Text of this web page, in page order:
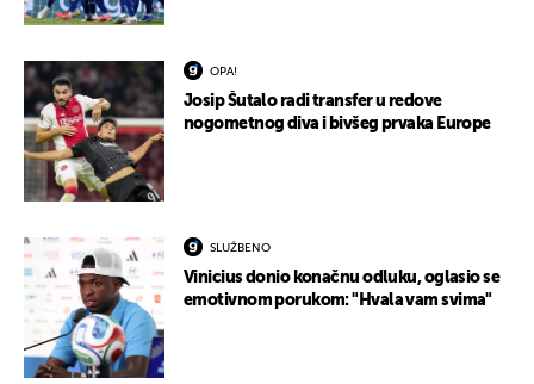
OPA!
Josip Šutalo radi transfer u redove
nogometnog diva i bivšeg prvaka Europe
SLUŽBENO
Vinicius donio konačnu odluku, oglasio se
emotivnom porukom: "Hvala vam svima"